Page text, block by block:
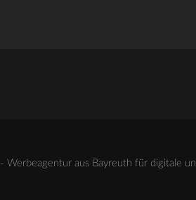
- Werbeagentur aus Bayreuth für digitale